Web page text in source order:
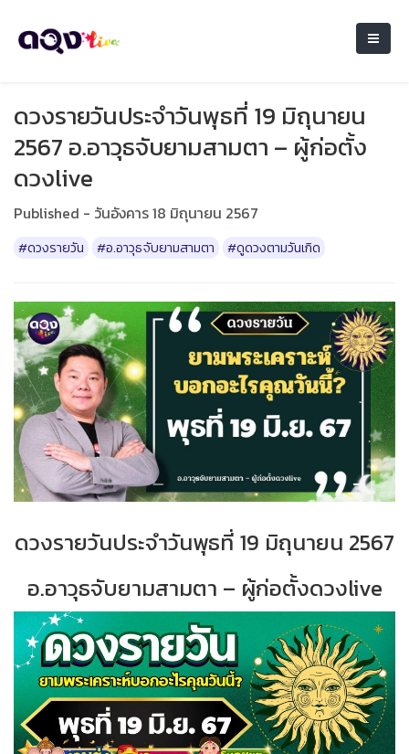
ดวงรายวันประจำวันพุธที่ 19 มิถุนายน
2567 อ.อาวุธจับยามสามตา – ผู้ก่อตั้ง
ดวงlive
Published - วันอังคาร 18 มิถุนายน 2567
#ดวงรายวัน #อ.อาวุธจับยามสามตา #ดูดวงตามวันเกิด
ดวงรายวันประจำวันพุธที่ 19 มิถุนายน 2567
อ.อาวุธจับยามสามตา – ผู้ก่อตั้งดวงlive